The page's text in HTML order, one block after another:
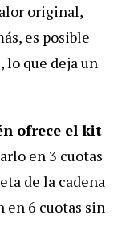
original,
es posible
lo que deja un
ofrece el kit
en 3 cuotas
de la cadena
en 6 cuotas sin